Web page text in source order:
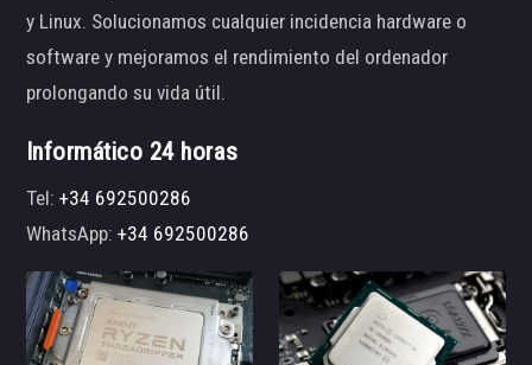
y Linux. Solucionamos cualquier incidencia hardware o
software y mejoramos el rendimiento del ordenador
prolongando su vida útil.
Informático 24 horas
Tel:+34 692500286
WhatsApp:+34 692500286